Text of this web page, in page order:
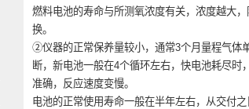
燃料电池的寿命与所测氧浓度有关，浓度越大
换。
②仪器的正常保养量较小，通常3个月量程气体
断，新电池一般在4个循环左右，快电池耗尽
准确，反应速度变慢。
电池的正常使用寿命一般在半年左右，从交付